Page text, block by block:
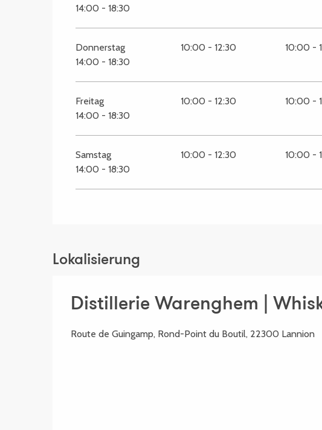
14:00 - 18:30
Donnerstag 10:00 - 12:30 10:00 -
14:00 - 18:30
Freitag 10:00 - 12:30 10:00 -
14:00 - 18:30
Samstag 10:00 - 12:30 10:00 -
14:00 - 18:30
Lokalisierung
Distillerie Warenghem |
Route de Guingamp, Rond-Point du Boutil, 22300 Lannion